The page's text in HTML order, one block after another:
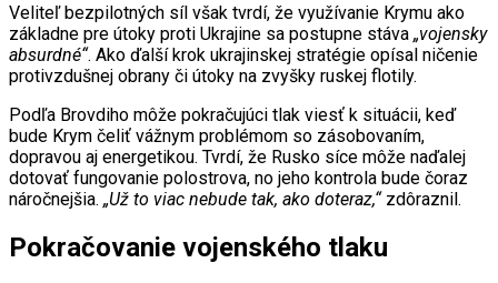
Veliteľ bezpilotných síl však tvrdí, že využívanie Krymu ako
základne pre útoky proti Ukrajine sa postupne stáva „vojensky
absurdné“. Ako ďalší krok ukrajinskej stratégie opísal ničenie
protivzdušnej obrany či útoky na zvyšky ruskej flotily.
Podľa Brovdiho môže pokračujúci tlak viesť k situácii, keď
bude Krym čeliť vážnym problémom so zásobovaním,
dopravou aj energetikou. Tvrdí, že Rusko síce môže naďalej
dotovať fungovanie polostrova, no jeho kontrola bude čoraz
náročnejšia. „Už to viac nebude tak, ako doteraz,“zdôraznil.
Pokračovanie vojenského tlaku